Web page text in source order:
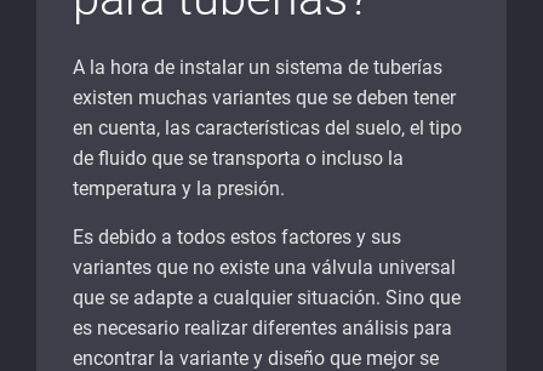
A la hora de instalar un sistema de tuberías
existen muchas variantes que se deben tener
en cuenta, las características del suelo, el tipo
de fluido que se transporta o incluso la
temperatura y la presión.
Es debido a todos estos factores y sus
variantes que no existe una válvula universal
que se adapte a cualquier situación. Sino que
es necesario realizar diferentes análisis para
encontrar la variante y diseño que mejor se